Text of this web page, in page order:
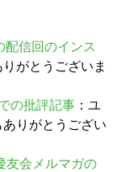
配信回のインス
りがとうございま
の批評記事 ：ユ
りがとうござい
友会メルマガの